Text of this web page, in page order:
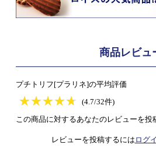
商品レビュ
プチトリフ[プラリネ]の平均評価
★★★★★
★★★★★
(4.7/32件)
この商品に対するあなたのレビューを投
レビューを投稿するには ログ